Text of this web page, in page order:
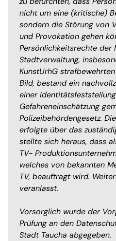
nicht um eine (kritische)
sondern die Störung von
und Provokation gehen
Persönlichkeitsrechte der
Stadtverwaltung,
KunstUrhG
Bild, bestand ein
einer
Gefahreneinschätzung
Polizeibehördengesetz.
erfolgte über das
stellte sich heraus, dass
TV-
welches von bekannten
TV, beauftragt wird.
veranlasst.
Vorsorglich wurde der
Prüfung an den
Stadt Taucha abgegeben.